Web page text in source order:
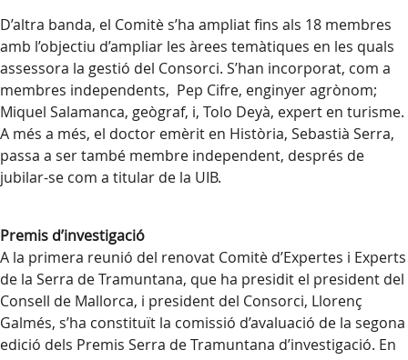
D’altra banda, el Comitè s’ha ampliat fins als 18 membres
amb l’objectiu d’ampliar les àrees temàtiques en les quals
assessora la gestió del Consorci. S’han incorporat, com a
membres independents, Pep Cifre, enginyer agrònom;
Miquel Salamanca, geògraf, i, Tolo Deyà, expert en turisme.
A més a més, el doctor emèrit en Història, Sebastià Serra,
passa a ser també membre independent, després de
jubilar-se com a titular de la UIB.
Premis d’investigació
A la primera reunió del renovat Comitè d’Expertes i Experts
de la Serra de Tramuntana, que ha presidit el president del
Consell de Mallorca, i president del Consorci, Llorenç
Galmés, s’ha constituït la comissió d’avaluació de la segona
edició dels Premis Serra de Tramuntana d’investigació. En